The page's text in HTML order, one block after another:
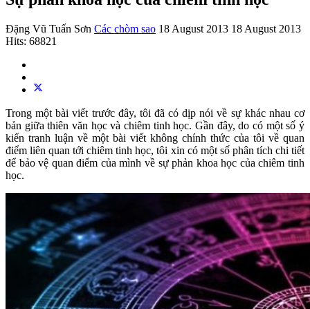
Đặng Vũ Tuấn Sơn Các chòm sao 18 August 2013 18 August 2013
Hits: 68821
Trong một bài viết trước đây, tôi đã có dịp nói về sự khác nhau cơ
bản giữa thiên văn học và chiêm tinh học. Gần đây, do có một số ý
kiến tranh luận về một bài viết không chính thức của tôi về quan
điểm liên quan tới chiêm tinh học, tôi xin có một số phân tích chi tiết
để bảo vệ quan điểm của mình về sự phản khoa học của chiêm tinh
học.